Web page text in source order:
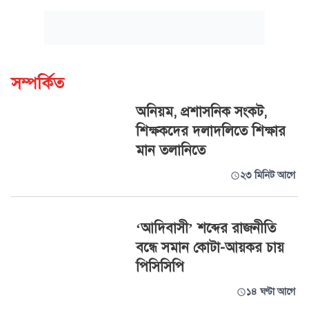
সম্পর্কিত
অনিয়ম, প্রশাসনিক সংকট,
শিক্ষকদের দলাদলিতে শিক্ষার
মান তলানিতে
২৩ মিনিট আগে
‘আদিবাসী’ শব্দের রাজনীতি
বন্ধে সমান কোটা-আয়কর চায়
পিসিসিপি
১৪ ঘণ্টা আগে